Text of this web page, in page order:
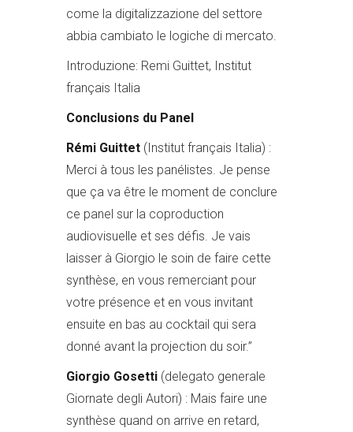
come la digitalizzazione del settore
abbia cambiato le logiche di mercato.
Introduzione: Remi Guittet, Institut
français Italia
Conclusions du Panel
Rémi Guittet (Institut français Italia) :
Merci à tous les panélistes. Je pense
que ça va être le moment de conclure
ce panel sur la coproduction
audiovisuelle et ses défis. Je vais
laisser à Giorgio le soin de faire cette
synthèse, en vous remerciant pour
votre présence et en vous invitant
ensuite en bas au cocktail qui sera
donné avant la projection du soir.”
Giorgio Gosetti (delegato generale
Giornate degli Autori) : Mais faire une
synthèse quand on arrive en retard,